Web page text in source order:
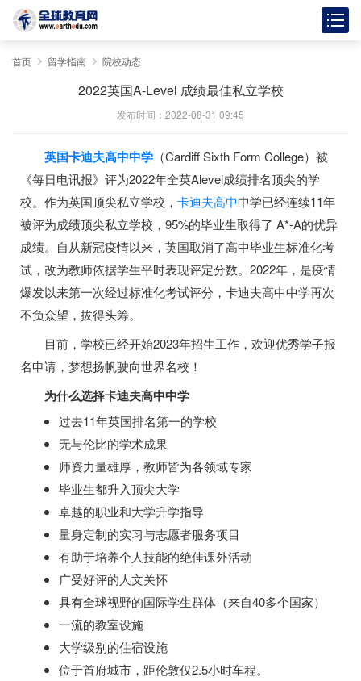
首页 留学指南 院校动态
2022英国A-Level 成绩最佳私立学校
发布时间：2022-08-31 09:45
英国卡迪夫高中中学 （Cardiff Sixth Form College）被
《每日电讯报》评为2022年全英Alevel成绩排名顶尖的学
校。作为英国顶尖私立学校， 卡迪夫高中中学已经连续11年
被评为成绩顶尖私立学校，95%的毕业生取得了 A*-A的优异
成绩。自从新冠疫情以来，英国取消了高中毕业生标准化考
试，改为教师依据学生平时表现评定分数。2022年，是疫情
爆发以来第一次经过标准化考试评分，卡迪夫高中中学再次
不负众望，拔得头筹。
目前，学校已经开始2023年招生工作，欢迎优秀学子报
名申请，梦想扬帆驶向世界名校！
为什么选择卡迪夫高中中学
过去11年英国排名第一的学校
无与伦比的学术成果
师资力量雄厚，教师皆为各领域专家
毕业生都升入顶尖大学
卓越的职业和大学升学指导
量身定制的实习与志愿者服务项目
有助于培养个人技能的绝佳课外活动
广受好评的人文关怀
具有全球视野的国际学生群体（来自40多个国家）
一流的教室设施
大学级别的住宿设施
位于首府城市，距伦敦仅2.5小时车程。